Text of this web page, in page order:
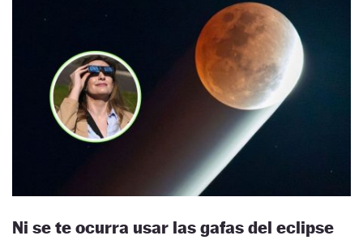
Ni se te ocurra usar las gafas del eclipse